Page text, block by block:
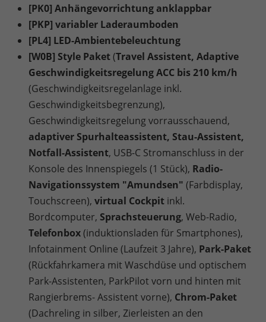
[PK0] Anhängevorrichtung anklappbar
[PKP] variabler Laderaumboden
[PL4] LED-Ambientebeleuchtung
[W0B] Style Paket(Travel Assistent, Adaptive
Geschwindigkeitsregelung ACC bis 210 km/h
(Geschwindigkeitsregelanlage inkl.
Geschwindigkeitsbegrenzung),
Geschwindigkeitsregelung vorrausschauend,
adaptiver Spurhalteassistent, Stau-Assistent,
Notfall-Assistent, USB-C Stromanschluss in der
Konsole des Innenspiegels (1 Stück), Radio-
Navigationssystem "Amundsen" (Farbdisplay,
Touchscreen), virtual Cockpit inkl.
Bordcomputer, Sprachsteuerung, Web-Radio,
Telefonbox(induktionsladen für Smartphones),
Infotainment Online (Laufzeit 3 Jahre), Park-Paket
(Rückfahrkamera mit Waschdüse und optischem
Park-Assistenten, ParkPilot vorn und hinten mit
Rangierbrems- Assistent vorne), Chrom-Paket
(Dachreling in silber, Zierleisten an den